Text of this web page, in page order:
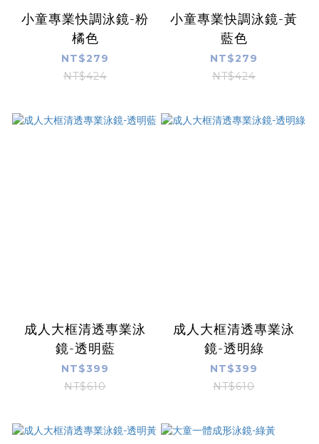
小童專業快調泳鏡-粉
橘色
NT$279
NT$424
小童專業快調泳鏡-黃
藍色
NT$279
NT$424
成人大框清透專業泳
鏡-透明藍
NT$399
NT$610
成人大框清透專業泳
鏡-透明綠
NT$399
NT$610